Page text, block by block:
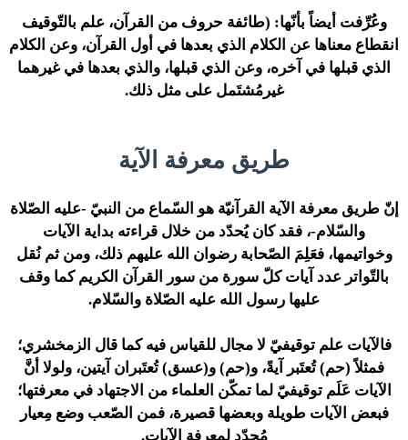
وعُرِّفت أيضاً بأنّها: (طائفة حروف من القرآن، علم بالتّوقيف
انقطاع معناها عن الكلام الذي بعدها في أول القرآن، وعن الكلام
الذي قبلها في آخره، وعن الذي قبلها، والذي بعدها في غيرهما
غيرمُشتَمل على مثل ذلك.
طريق معرفة الآية
إنّ طريق معرفة الآية القرآنيّة هو السّماع من النبيّ -عليه الصّلاة
والسّلام-، فقد كان يُحدّد من خلال قراءته بداية الآيات
وخواتيمها، فعَلِمَ الصّحابة رضوان الله عليهم ذلك، ومن ثم نُقل
بالتّواتر عدد آيات كلّ سورة من سور القرآن الكريم كما وقف
عليها رسول الله عليه الصّلاة والسّلام.
فالآيات علم توقيفيّ لا مجال للقياس فيه كما قال الزمخشري؛
فمثلاً (حم) تُعتَبر آيةً، و(حم) و(عسق) تُعتَبران آيتين، ولولا أنَّ
الآيات عَلَم توقيفيّ لما تمكّن العلماء من الاجتهاد في معرفتها؛
فبعض الآيات طويلة وبعضها قصيرة، فمن الصّعب وضع مِعيار
مُحدّد لمعرفة الآيات.